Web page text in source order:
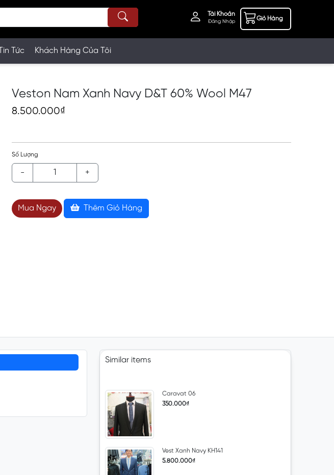
Tài Khoản
Đăng Nhập Giỏ Hàng
Tin Tức Khách Hàng Của Tôi
Veston Nam Xanh Navy D&T 60% Wool M47
8.500.000₫
Số Lượng
- +
Mua Ngay Thêm Giỏ Hàng
Similar items
Caravat 06
350.000₫
Vest Xanh Navy KH141
5.800.000₫